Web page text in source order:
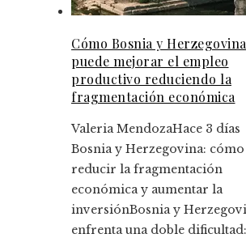
Cómo Bosnia y Herzegovina
puede mejorar el empleo
productivo reduciendo la
fragmentación económica
Valeria MendozaHace 3 días
Bosnia y Herzegovina: cómo
reducir la fragmentación
económica y aumentar la
inversiónBosnia y
enfrenta una doble dificultad: